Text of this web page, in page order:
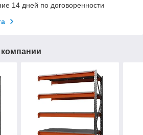
14 дней по договоренности